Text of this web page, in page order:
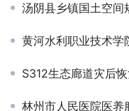
汤阴县乡镇国土空
黄河水利职业技术学院校
S312生态廊道灾后恢
林州市人民医院医养服